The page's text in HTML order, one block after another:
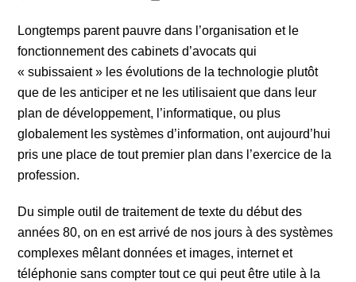
Longtemps parent pauvre dans l’organisation et le
fonctionnement des cabinets d’avocats qui
« subissaient » les évolutions de la technologie plutôt
que de les anticiper et ne les utilisaient que dans leur
plan de développement, l’informatique, ou plus
globalement les systèmes d’information, ont aujourd’hui
pris une place de tout premier plan dans l’exercice de la
profession.
Du simple outil de traitement de texte du début des
années 80, on en est arrivé de nos jours à des systèmes
complexes mêlant données et images, internet et
téléphonie sans compter tout ce qui peut être utile à la